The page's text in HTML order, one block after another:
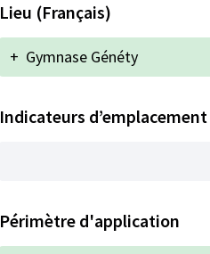
Lieu (Français)
+ Gymnase Généty
Indicateurs
Périmètre d'application